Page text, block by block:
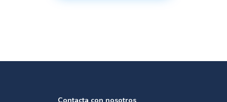
Contacta con nosotros